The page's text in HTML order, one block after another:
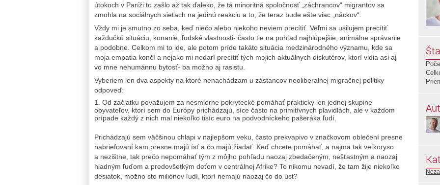
útokoch v Paríži to zašlo až tak ďaleko, že tá minoritná spoločnosť „záchrancov“ migrantov sa
zmohla na sociálnych sieťach na jedinú reakciu a to, že teraz bude ešte viac „náckov“.
Vždy mi je smutno zo seba, keď niečo alebo niekoho neviem precítiť. Veľmi sa usilujem precítiť
každučkú situáciu, konanie, ľudské vlastnosti- často tie na pohľad najhlúpejšie, animálne správanie
a podobne. Celkom mi to ide, ale potom príde takáto situácia medzinárodného významu, kde sa
moja empatia končí a nejako mi nedarí precítiť tých mojich aktuálnych diskutérov, ktorí vidia asi aj
vo mne nehumánnu bytosť- ba možno aj rasistu.
Vyberiem len dva aspekty na ktoré nenachádzam u zástancov neoliberalnej migračnej politiky
odpoveď:
Od začiatku považujem za nesmierne pokrytecké pomáhať prakticky len jednej skupine
obyvateľov, ktorí sem do Európy prichádzajú, síce často na primitívnych plavidlách, ale v každom
prípade každý z nich mal niekoľko tisíc euro na podvodníckeho pašeráka ľudí.
Prichádzajú sem väčšinou chlapi v najlepšom veku, často prekvapivo v značkovom oblečení presne
nabriefovaní kam presne majú ísť a čo majú žiadať. Keď chcete pomáhať, a najmä tak veľkoryso
a nezištne, tak prečo nepomáhať tým z môjho pohľadu naozaj zbedačeným, nešťastným a naozaj
hladným ľuďom a predovšetkým deťom v centrálnej Afrike? To nikomu nevadí, že tam žije niekoľko
desiatok, možno sto miliónov ľudí, ktorí nemajú naozaj čo do úst?